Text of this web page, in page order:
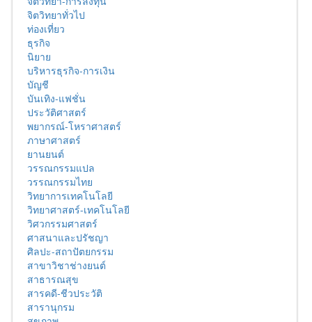
จิตวิทยาทั่วไป
ท่องเที่ยว
ธุรกิจ
นิยาย
บริหารธุรกิจ-การเงิน
บัญชี
บันเทิง-แฟชั่น
ประวัติศาสตร์
พยากรณ์-โหราศาสตร์
ภาษาศาสตร์
ยานยนต์
วรรณกรรมแปล
วรรณกรรมไทย
วิทยาการเทคโนโลยี
วิทยาศาสตร์-เทคโนโลยี
วิศวกรรมศาสตร์
ศาสนาและปรัชญา
ศิลปะ-สถาปัตยกรรม
สาขาวิชาช่างยนต์
สาธารณสุข
สารคดี-ชีวประวัติ
สารานุกรม